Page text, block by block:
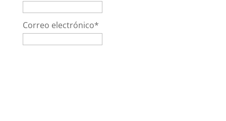
Correo electrónico*